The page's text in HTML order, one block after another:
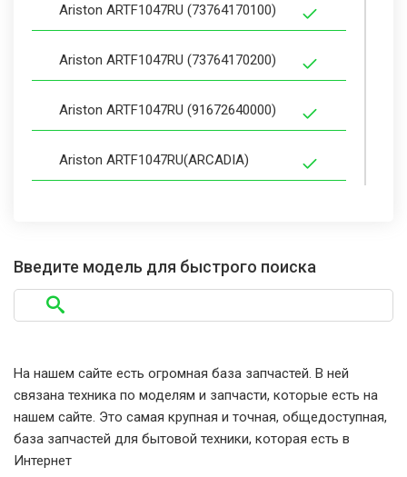
Ariston ARTF1047RU (73764170100)
Ariston ARTF1047RU (73764170200)
Ariston ARTF1047RU (91672640000)
Ariston ARTF1047RU(ARCADIA)
Ariston ARTF1047RU(ARCADIA)
(91672640100)
Ariston ARTF104EU (91602110000)
Введите модель для быстрого поиска
На нашем сайте есть огромная база запчастей. В ней
связана техника по моделям и запчасти, которые есть на
нашем сайте. Это самая крупная и точная, общедоступная,
база запчастей для бытовой техники, которая есть в
Интернет